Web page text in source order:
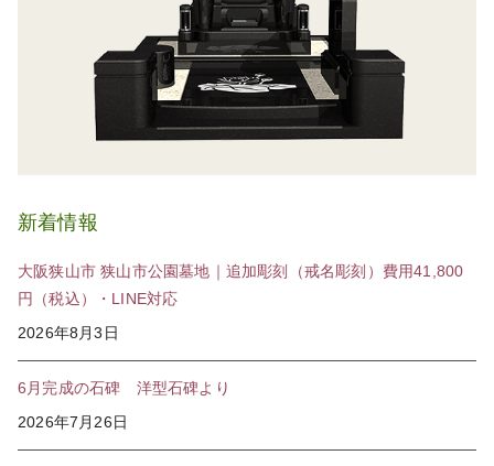
新着情報
大阪狭山市 狭山市公園墓地｜追加彫刻（戒名彫刻）費用41,800
円（税込）・LINE対応
2026年8月3日
6月完成の石碑 洋型石碑より
2026年7月26日